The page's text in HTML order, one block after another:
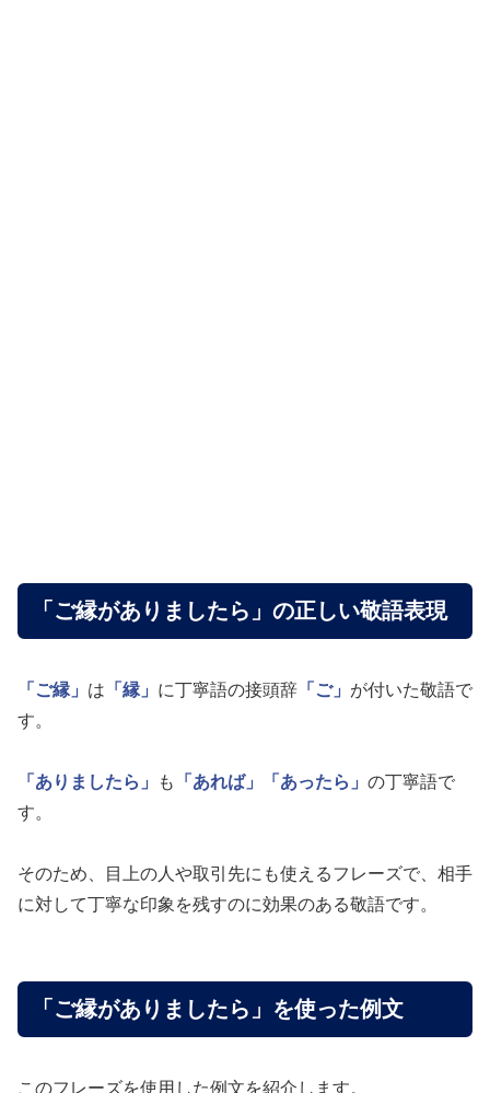
「ご縁がありましたら」の正しい敬語表現
「ご縁」 は 「縁」 に丁寧語の接頭辞 「ご」 が付いた敬語で
す。
「ありましたら」 も 「あれば」 「あったら」 の丁寧語で
す。
そのため、目上の人や取引先にも使えるフレーズで、相手
に対して丁寧な印象を残すのに効果のある敬語です。
「ご縁がありましたら」を使った例文
このフレーズを使用した例文を紹介します。